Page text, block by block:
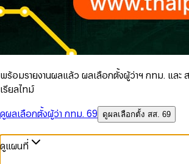
พร้อมรายงานผลแล้ว ผลเลือกตั้งผู้ว่าฯ กทม. และ
เรียลไทม์
ดูผลเลือกตั้งผู้ว่า กทม. 69
ดูผลเลือกตั้ง สส. 69
ดูแผนที่